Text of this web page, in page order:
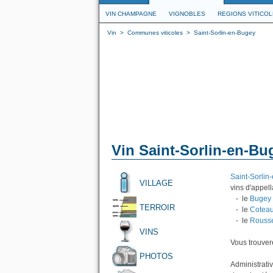
VIN CHAMPAGNE VIGNOBLES REGIONS
Vin > Communes viticoles > Saint-Sorlin-en-Bugey
Vin Saint-Sorlin-en-
VILLAGE
TERROIR
VINS
PHOTOS
Saint-
vins
- le Bugey
- le
- le
Vous